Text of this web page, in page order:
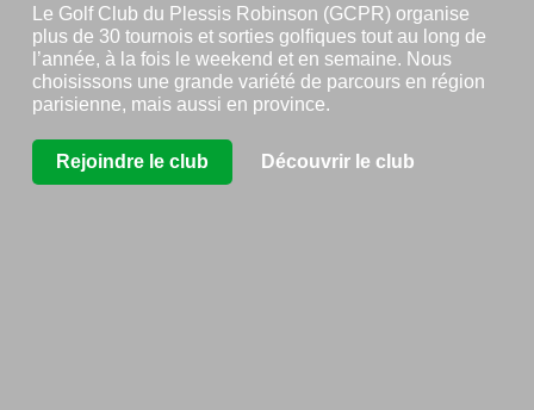
Le Golf Club du Plessis Robinson (GCPR) organise
plus de 30 tournois et sorties golfiques tout au long de
l’année, à la fois le weekend et en semaine. Nous
choisissons une grande variété de parcours en région
parisienne, mais aussi en province.
Rejoindre le club Découvrir le club